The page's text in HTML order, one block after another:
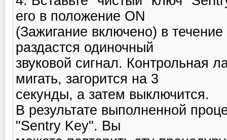
его в положение ON
(Зажигание включено) в
раздастся одиночный
звуковой сигнал. Контрольная
мигать, загорится на 3
секунды, а затем выключится.
В результате выполненной
"Sentry Key". Вы